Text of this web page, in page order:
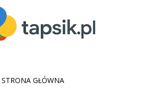
SKIP
STRONA GŁÓWNA